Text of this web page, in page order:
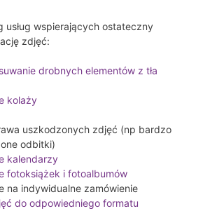
usług wspierających ostateczny
zdjęć:
drobnych elementów z tła
kolaży
uszkodzonych zdjęć (np bardzo
odbitki)
kalendarzy
fotoksiążek i fotoalbumów
na indywidualne zamówienie
do odpowiedniego formatu